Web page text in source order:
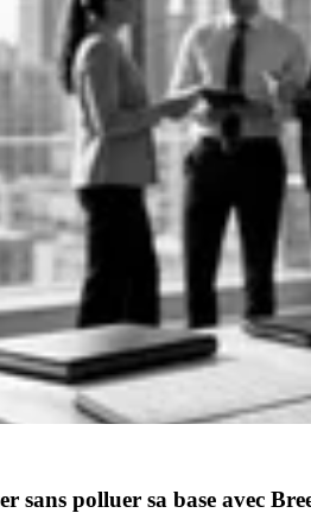
sans polluer sa base avec